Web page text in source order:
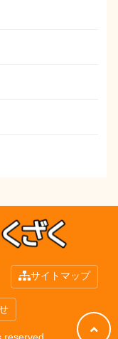
サイトマップ